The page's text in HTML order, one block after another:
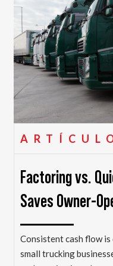
Factoring vs.
Saves Owner-
Consistent cash flow
small trucking